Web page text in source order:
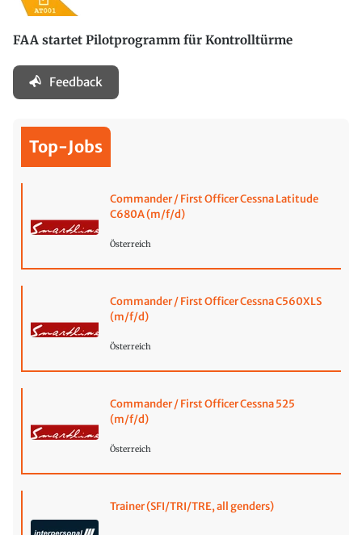
FAA startet Pilotprogramm für Kontrolltürme
Feedback
Top-Jobs
Commander / First Officer Cessna Latitude
C680A (m/f/d)
Österreich
Commander / First Officer Cessna C560XLS
(m/f/d)
Österreich
Commander / First Officer Cessna 525
(m/f/d)
Österreich
Trainer (SFI/TRI/TRE, all genders)